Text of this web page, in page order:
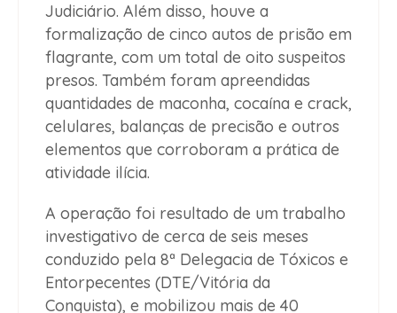
Judiciário. Além disso, houve a
formalização de cinco autos de prisão em
flagrante, com um total de oito suspeitos
presos. Também foram apreendidas
quantidades de maconha, cocaína e crack,
celulares, balanças de precisão e outros
elementos que corroboram a prática de
atividade ilícia.
A operação foi resultado de um trabalho
investigativo de cerca de seis meses
conduzido pela 8ª Delegacia de Tóxicos e
Entorpecentes (DTE/Vitória da
Conquista), e mobilizou mais de 40